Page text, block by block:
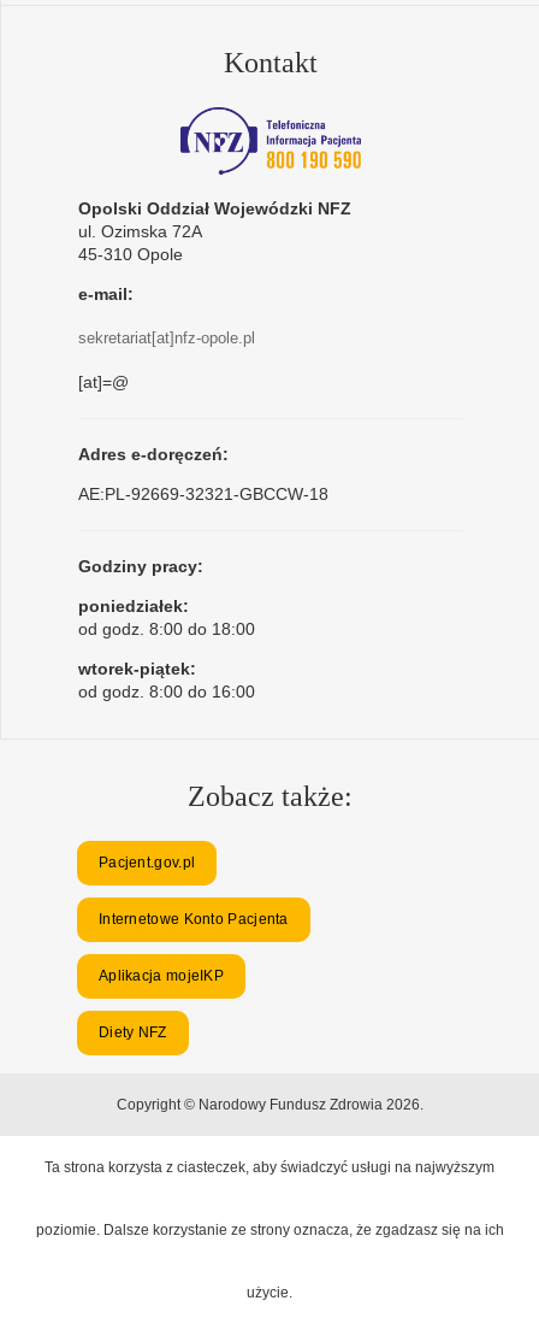
Kontakt
Opolski Oddział Wojewódzki NFZ
ul. Ozimska 72A
45-310 Opole
e-mail:
sekretariat[at]nfz-opole.pl
[at]=@
Adres e-doręczeń:
AE:PL-92669-32321-GBCCW-18
Godziny pracy:
poniedziałek:
od godz. 8:00 do 18:00
wtorek-piątek:
od godz. 8:00 do 16:00
Zobacz także:
Pacjent.gov.pl
Internetowe Konto Pacjenta
Aplikacja mojeIKP
Diety NFZ
Copyright © Narodowy Fundusz Zdrowia 2026.
Ta strona korzysta z ciasteczek, aby świadczyć usługi na najwyższym
poziomie. Dalsze korzystanie ze strony oznacza, że zgadzasz się na ich
użycie.